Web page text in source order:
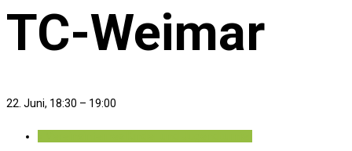
TC-Weimar
22. Juni, 18:30 – 19:00